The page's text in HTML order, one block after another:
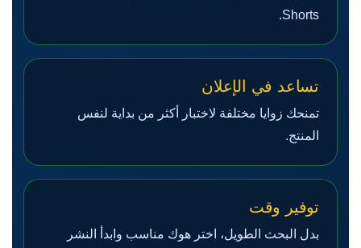
Shorts.
تساعد في الإعلان
تمنحك زوايا مختلفة لاختبار أكثر من بداية لنفس
المنتج.
توفير وقت
بدل البحث الطويل، اختر هوك مناسب وابدأ النشر